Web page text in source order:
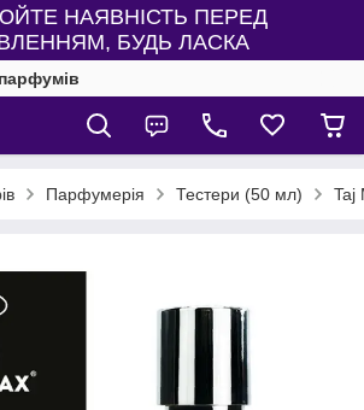
НАЯВНІСТЬ ПЕРЕД
БУДЬ ЛАСКА
Парфумерія Тестери (50 мл) Taj